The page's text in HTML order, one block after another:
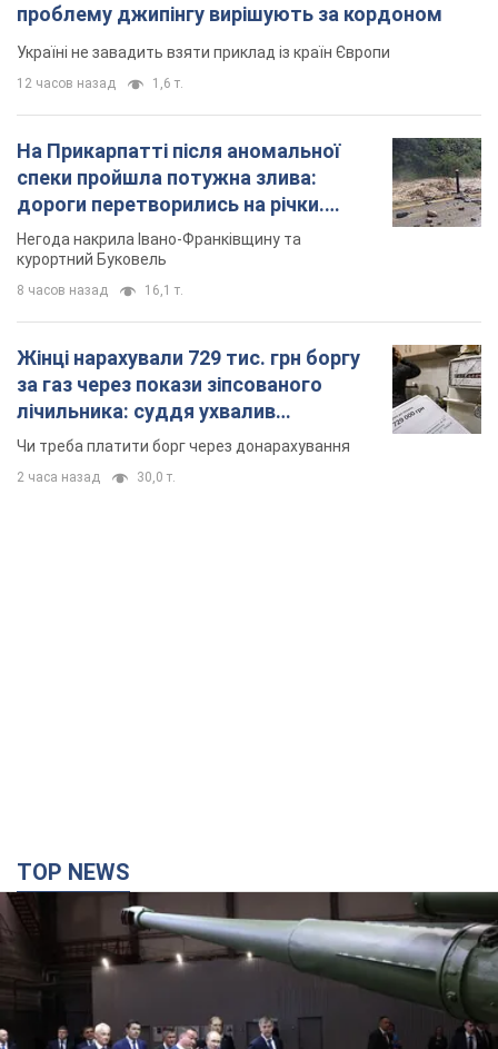
проблему джипінгу вирішують за кордоном
Україні не завадить взяти приклад із країн Європи
12 часов назад 1,6 т.
На Прикарпатті після аномальної
спеки пройшла потужна злива:
дороги перетворились на річки.
Відео
Негода накрила Івано-Франківщину та
курортний Буковель
8 часов назад 16,1 т.
Жінці нарахували 729 тис. грн боргу
за газ через покази зіпсованого
лічильника: суддя ухвалив
неочікуване рішення
Чи треба платити борг через донарахування
2 часа назад 30,0 т.
TOP NEWS